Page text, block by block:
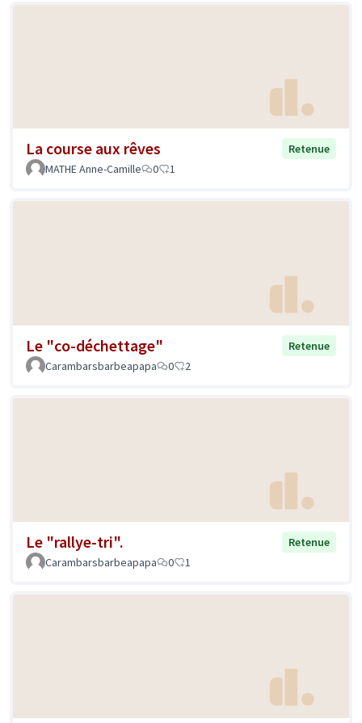
La course aux rêves
Retenue
MATHE Anne-Camille
0 1
Le "co-déchettage"
Retenue
Carambarsbarbeapapa
0 2
Le "rallye-tri".
Retenue
Carambarsbarbeapapa
0 1